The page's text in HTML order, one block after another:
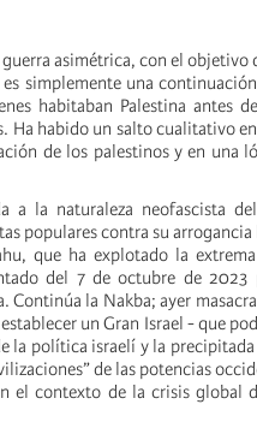
asimétrica, con el
simplemente una
habitaban Palestina antes
Ha habido un salto cualitativo
de los palestinos y en una
a la naturaleza neofascista
populares contra su
que ha explotado la
del 7 de octubre de 2023
la Nakba; ayer
un Gran Israel - que
la política israelí y la precipitada
de las potencias
el contexto de la crisis global